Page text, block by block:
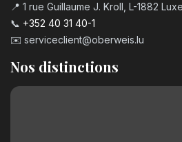
📍 1 rue Guillaume J. Kroll, L-1882
📞 +352 40 31 40-1
✉️ serviceclient@oberweis.lu
Nos distinctions